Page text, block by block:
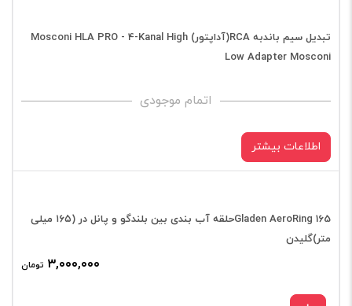
تبدیل سیم باندبه RCA(آداپتور) Mosconi HLA PRO - 4-Kanal High
Low Adapter Mosconi
اتمام موجودی
اطلاعات بیشتر
Gladen AeroRing 165حلقه آب بندی بین بلندگو و پانل در (۱۶۵ میلی
متر)گلیدن
۳,۰۰۰,۰۰۰ تومان